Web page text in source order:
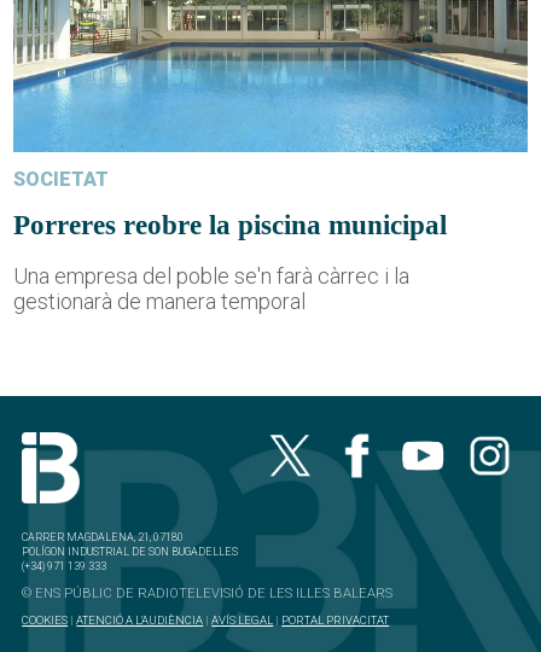
SOCIETAT
Porreres reobre la piscina municipal
Una empresa del poble se'n farà càrrec i la
gestionarà de manera temporal
CARRER MAGDALENA, 21, 07180
POLÍGON INDUSTRIAL DE SON BUGADELLES
(+34) 971 139 333
© ENS PÚBLIC DE RADIOTELEVISIÓ DE LES ILLES BALEARS
COOKIES |ATENCIÓ A L'AUDIÈNCIA |AVÍS LEGAL | PORTAL PRIVACITAT